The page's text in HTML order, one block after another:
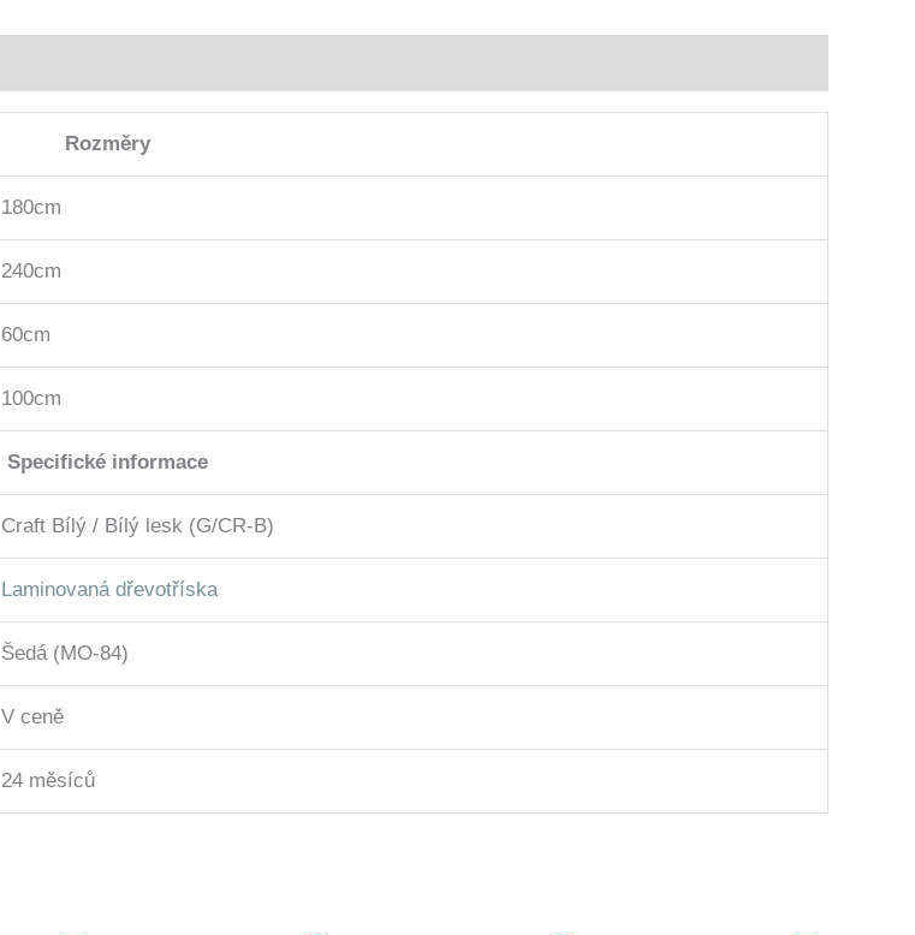
Rozměry
180cm
240cm
60cm
100cm
Specifické informace
Craft Bílý / Bílý lesk (G/CR-B)
Laminovaná dřevotříska
Šedá (MO-84)
V ceně
24 měsíců